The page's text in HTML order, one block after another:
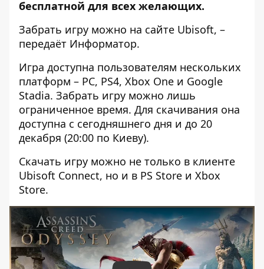
бесплатной для всех желающих.
Забрать игру можно на сайте Ubisoft, –
передаёт Информатор.
Игра доступна пользователям нескольких
платформ – PC, PS4, Xbox One и Google
Stadia. Забрать игру можно лишь
ограниченное время. Для скачивания она
доступна с сегодняшнего дня и до 20
декабря (20:00 по Киеву).
Скачать игру можно не только в клиенте
Ubisoft Connect, но и в PS Store и Xbox
Store.